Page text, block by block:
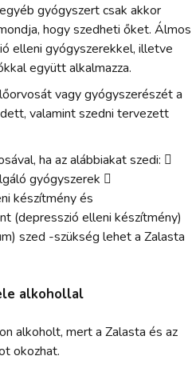
gyógyszert csak akkor
hogy szedheti őket. Álmos
elleni gyógyszerekkel, illetve
együtt alkalmazza.
vagy gyógyszerészét a
valamint szedni tervezett
ha az alábbiakat szedi: 
gyógyszerek 
készítmény és
(depresszió elleni készítmény)
szed -szükség lehet a Zalasta
alkohollal
alkoholt, mert a Zalasta és az
okozhat.